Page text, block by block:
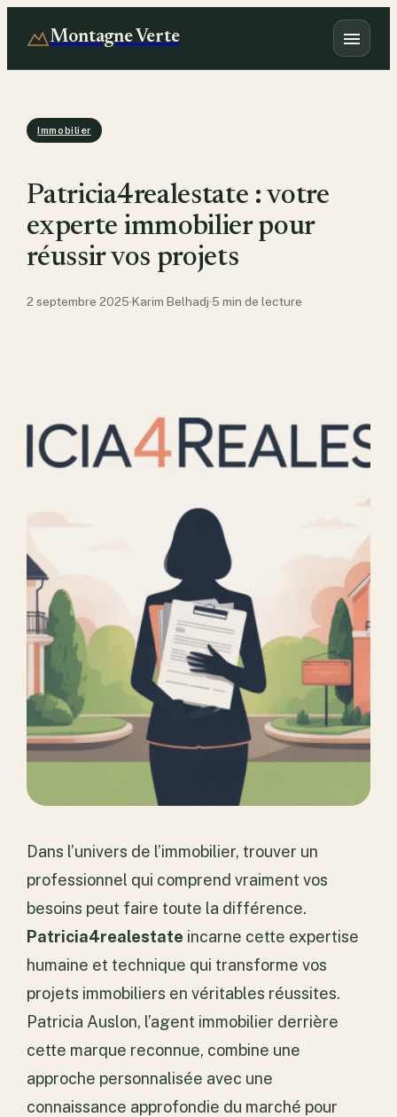
Montagne Verte
Immobilier
Patricia4realestate : votre
experte immobilier pour
réussir vos projets
2 septembre 2025·Karim Belhadj·5 min de lecture
Dans l’univers de l’immobilier, trouver un
professionnel qui comprend vraiment vos
besoins peut faire toute la différence.
Patricia4realestate incarne cette expertise
humaine et technique qui transforme vos
projets immobiliers en véritables réussites.
Patricia Auslon, l’agent immobilier derrière
cette marque reconnue, combine une
approche personnalisée avec une
connaissance approfondie du marché pour